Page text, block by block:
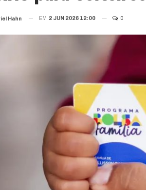
Hahn EM 2 JUN 2026 12:00 0